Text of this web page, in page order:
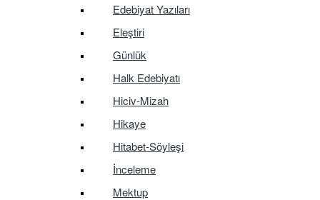
Edebiyat Yazıları
Eleştiri
Günlük
Halk Edebiyatı
Hiciv-Mizah
Hikaye
Hitabet-Söyleşi
İnceleme
Mektup